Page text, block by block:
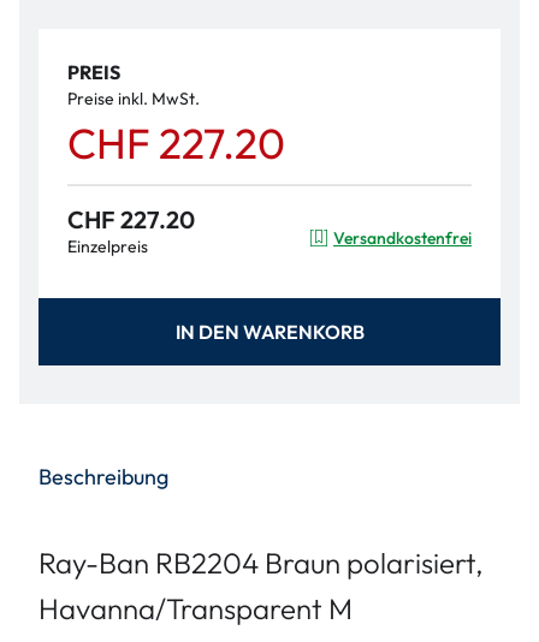
PREIS
Preise inkl. MwSt.
CHF 227.20
CHF 227.20
Einzelpreis Versandkostenfrei
IN DEN WARENKORB
Beschreibung
Ray-Ban RB2204 Braun polarisiert,
Havanna/Transparent M